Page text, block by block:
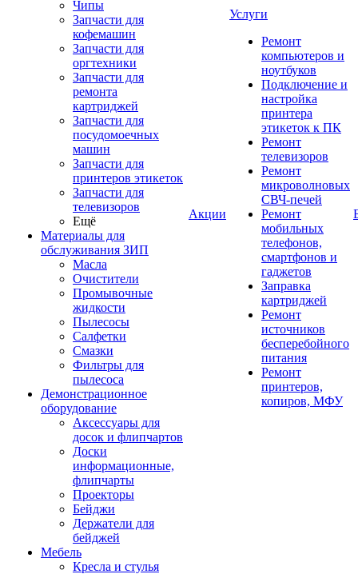
Чипы
Запчасти для
кофемашин
Запчасти для
оргтехники
Запчасти для
ремонта
картриджей
Запчасти для
посудомоечных
машин
Запчасти для
принтеров этикеток
Запчасти для
телевизоров
Ещё
Материалы для
обслуживания ЗИП
Масла
Очистители
Промывочные
жидкости
Пылесосы
Салфетки
Смазки
Фильтры для
пылесоса
Демонстрационное
оборудование
Аксессуары для
досок и флипчартов
Доски
информационные,
флипчарты
Проекторы
Бейджи
Держатели для
бейджей
Мебель
Кресла и стулья
Акции
Услуги
Ремонт
компьютеров и
ноутбуков
Подключение и
настройка
принтера
этикеток к ПК
Ремонт
телевизоров
Ремонт
микроволновых
СВЧ-печей
Ремонт
мобильных
телефонов,
смартфонов и
гаджетов
Заправка
картриджей
Ремонт
источников
бесперебойного
питания
Ремонт
принтеров,
копиров, МФУ